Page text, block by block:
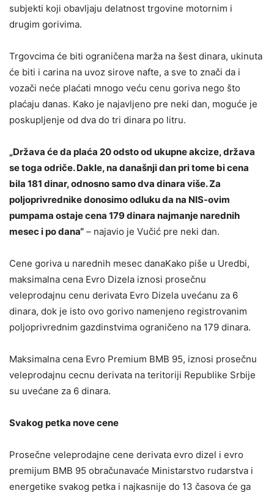
subjekti koji obavljaju delatnost trgovine motornim i
drugim gorivima.
Trgovcima će biti ograničena marža na šest dinara, ukinuta
će biti i carina na uvoz sirove nafte, a sve to znači da i
vozači neće plaćati mnogo veću cenu goriva nego što
plaćaju danas. Kako je najavljeno pre neki dan, moguće je
poskupljenje od dva do tri dinara po litru.
„Država će da plaća 20 odsto od ukupne akcize, država
se toga odriče. Dakle, na današnji dan pri tome bi cena
bila 181 dinar, odnosno samo dva dinara više. Za
poljoprivrednike donosimo odluku da na NIS-ovim
pumpama ostaje cena 179 dinara najmanje narednih
mesec i po dana“ – najavio je Vučić pre neki dan.
Cene goriva u narednih mesec danaKako piše u Uredbi,
maksimalna cena Evro Dizela iznosi prosečnu
veleprodajnu cenu derivata Evro Dizela uvećanu za 6
dinara, dok je isto ovo gorivo namenjeno registrovanim
poljoprivrednim gazdinstvima ograničeno na 179 dinara.
Maksimalna cena Evro Premium BMB 95, iznosi prosečnu
veleprodajnu cecnu derivata na teritoriji Republike Srbije
su uvećane za 6 dinara.
Svakog petka nove cene
Prosečne veleprodajne cene derivata evro dizel i evro
premijum BMB 95 obračunavaće Ministarstvo rudarstva i
energetike svakog petka i najkasnije do 13 časova će ga